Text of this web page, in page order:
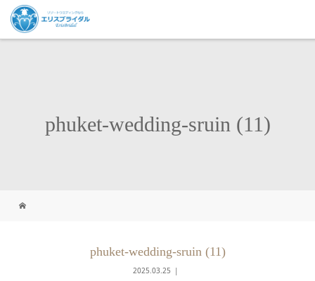
phuket-wedding-sruin (11)
phuket-wedding-sruin (11)
2025.03.25